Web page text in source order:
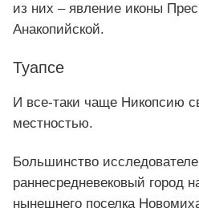
из них – явление иконы
Анакопийской.
Туапсе
И все-таки чаще Никопсию
местностью.
Большинство
раннесредневековый город
нынешнего поселка